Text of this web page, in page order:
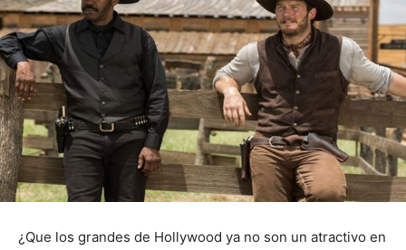
¿Que los grandes de Hollywood ya no son un atractivo en